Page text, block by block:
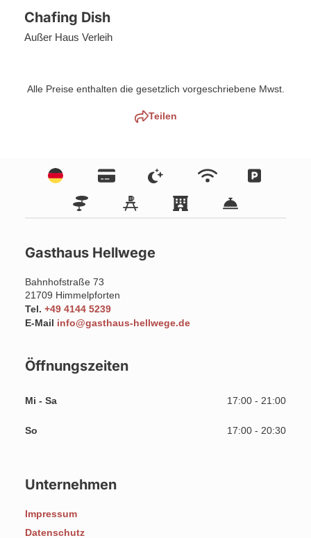
Chafing Dish
Außer Haus Verleih
Alle Preise enthalten die gesetzlich vorgeschriebene Mwst.
Teilen
Gasthaus Hellwege
Bahnhofstraße 73
21709 Himmelpforten
Tel. +49 4144 5239
E-Mail info@gasthaus-hellwege.de
Öffnungszeiten
Mi - Sa 17:00 - 21:00
So 17:00 - 20:30
Unternehmen
Impressum
Datenschutz